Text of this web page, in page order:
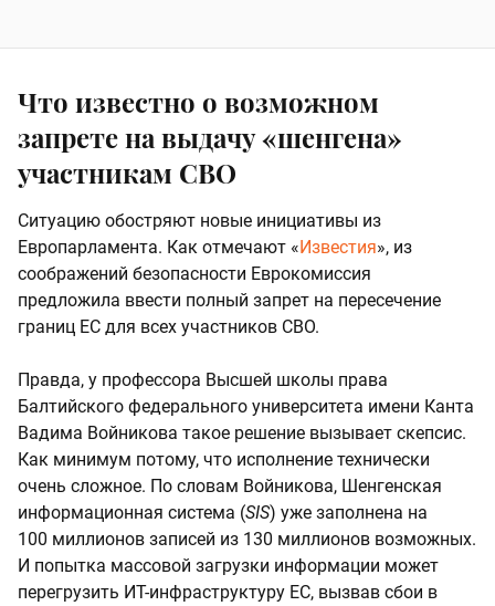
Что известно о возможном
запрете на выдачу «шенгена»
участникам СВО
Ситуацию обостряют новые инициативы из
Европарламента. Как отмечают «Известия», из
соображений безопасности Еврокомиссия
предложила ввести полный запрет на пересечение
границ ЕС для всех участников СВО.
Правда, у профессора Высшей школы права
Балтийского федерального университета имени Канта
Вадима Войникова такое решение вызывает скепсис.
Как минимум потому, что исполнение технически
очень сложное. По словам Войникова, Шенгенская
информационная система (SIS) уже заполнена на
100 миллионов записей из 130 миллионов возможных.
И попытка массовой загрузки информации может
перегрузить ИТ-инфраструктуру ЕС, вызвав сбои в